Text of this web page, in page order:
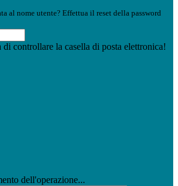
al nome utente? Effettua il reset della password
controllare la casella di posta elettronica!
dell'operazione...